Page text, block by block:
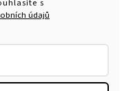
s
údajů